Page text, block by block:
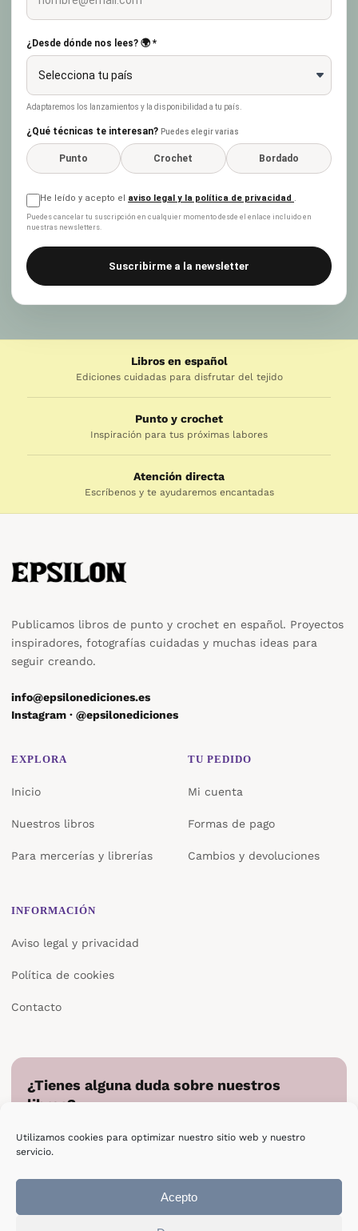
Utilizamos cookies para optimizar nuestro sitio web y nuestro
servicio.
Acepto
¿Desde dónde nos lees? 🌍 *
Adaptaremos los lanzamientos y la disponibilidad a tu país.
¿Qué técnicas te interesan? Puedes elegir varias
Punto Crochet Bordado
He leído y acepto el aviso legal y la política de privacidad .
Puedes cancelar tu suscripción en cualquier momento desde el enlace incluido en
nuestras newsletters.
Suscribirme a la newsletter
Libros en español
Ediciones cuidadas para disfrutar del tejido
Punto y crochet
Inspiración para tus próximas labores
Atención directa
Escríbenos y te ayudaremos encantadas
Publicamos libros de punto y crochet en español. Proyectos
inspiradores, fotografías cuidadas y muchas ideas para
seguir creando.
info@epsilonediciones.es
Instagram · @epsilonediciones
EXPLORA
Inicio
Nuestros libros
Para mercerías y librerías
TU PEDIDO
Mi cuenta
Formas de pago
Cambios y devoluciones
INFORMACIÓN
Aviso legal y privacidad
Política de cookies
Contacto
¿Tienes alguna duda sobre nuestros
libros?
directamente.
Escribir a Epsilon